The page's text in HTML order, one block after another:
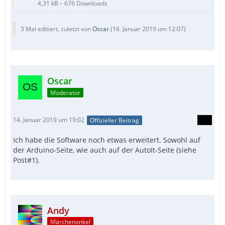
4,31 kB – 676 Downloads
3 Mal editiert, zuletzt vonOscar(16. Januar 2019 um 12:07)
Oscar
Moderator
14. Januar 2019 um 19:02 Offizieller Beitrag
Ich habe die Software noch etwas erweitert. Sowohl auf
der Arduino-Seite, wie auch auf der AutoIt-Seite (siehe
Post#1).
Andy
Märchenonkel